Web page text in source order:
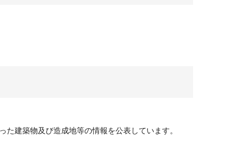
建築物及び造成地等の情報を公表しています。